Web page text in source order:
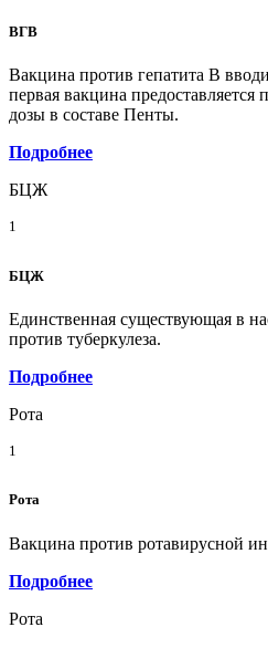
ВГВ
Вакцина против гепатита В
первая вакцина
дозы в составе Пенты.
Подробнее
БЦЖ
1
БЦЖ
Единственная существующая в
против туберкулеза.
Подробнее
Рота
1
Рота
Вакцина против ротавирусной
Подробнее
Рота